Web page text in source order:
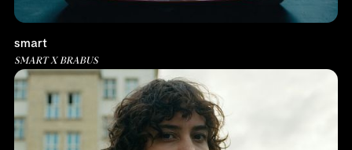
smart
SMART X BRABUS